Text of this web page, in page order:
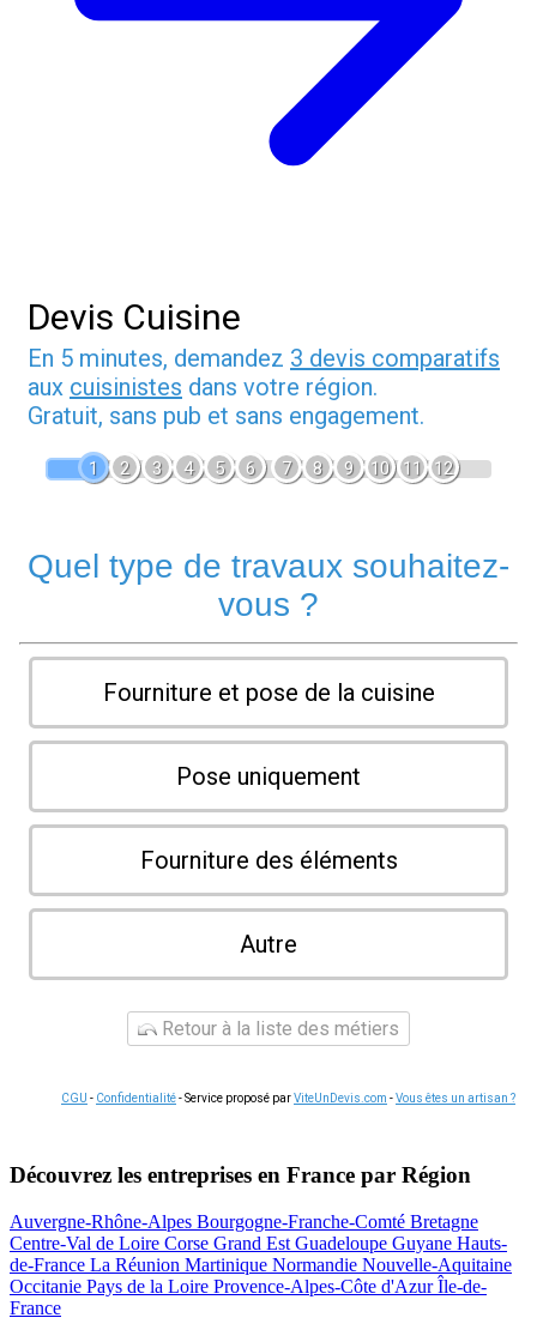
Devis Cuisine
En 5 minutes, demandez 3 devis comparatifs
aux cuisinistes dans votre région.
Gratuit, sans pub et sans engagement.
1 2 3 4 5 6 7 8 9 10 11 12
Quel type de travaux souhaitez-
vous ?
Fourniture et pose de la cuisine
Pose uniquement
Fourniture des éléments
Autre
Retour à la liste des métiers
CGU - Confidentialité- Service proposé parViteUnDevis.com -Vous êtes un artisan ?
Découvrez les entreprises en France par Région
Auvergne-Rhône-Alpes Bourgogne-Franche-Comté Bretagne
Centre-Val de Loire Corse Grand Est Guadeloupe Guyane Hauts-
de-France La Réunion Martinique Normandie Nouvelle-Aquitaine
Occitanie Pays de la Loire Provence-Alpes-Côte d'AzurÎle-de-
France